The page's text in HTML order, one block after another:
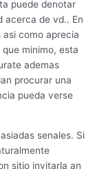
puede denotar
acerca de vd.. En
como aprecia
minimo, esta
ademas
procurar una
pueda verse
senales. Si
sitio invitarla an